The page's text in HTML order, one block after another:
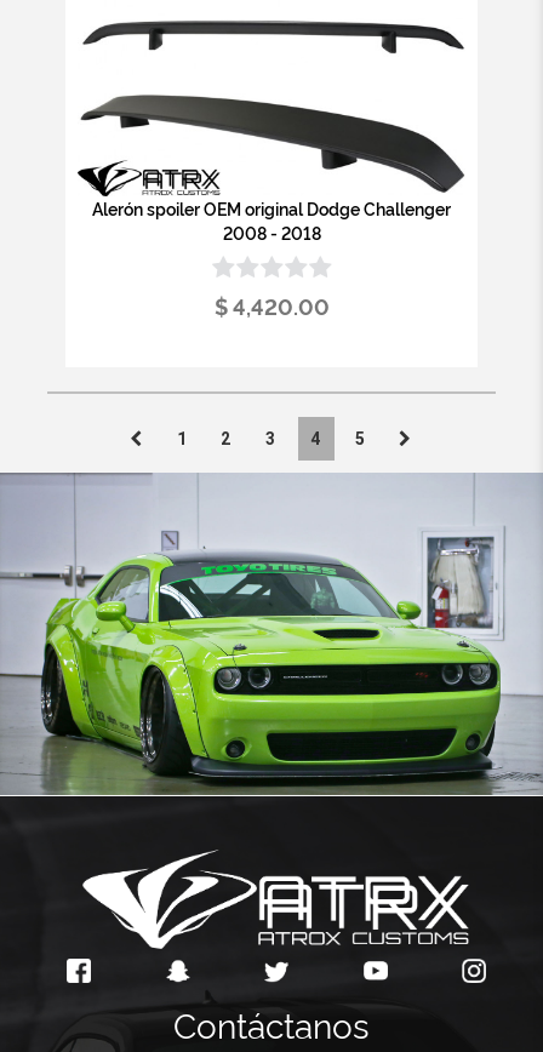
Alerón spoiler OEM original Dodge Challenger
2008 - 2018
$ 4,420.00
1 2 3 4 5
Contáctanos